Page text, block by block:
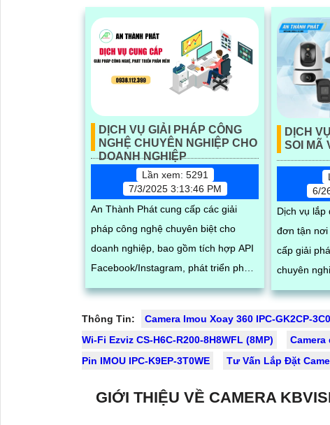
DỊCH VỤ GIẢI PHÁP CÔNG
NGHỆ CHUYÊN NGHIỆP CHO
DOANH NGHIỆP
Lần xem: 5291
7/3/2025 3:13:46 PM
An Thành Phát cung cấp các giải
pháp công nghệ chuyên biệt cho
doanh nghiệp, bao gồm tích hợp API
Facebook/Instagram, phát triển phần
mềm theo yêu cầu và tư vấn hệ
bên thứ ba xây dựng, vận hành và
mở rộng hệ thống trên nền tảng
mạng xã hội, giúp tối ưu hóa quy
hàng hiệu quả trong thời đại số
DỊCH
SOI MÃ
6/
Dịch vụ lắp
đơn tận nơi
cấp giải
chuyên
kiểm soát
kiện thi
kho hàng,
Thông Tin: Camera Imou Xoay 360 IPC-GK2CP-
Wi-Fi Ezviz CS-H6C-R200-8H8WFL (8MP)
Camera
Pin IMOU IPC-K9EP-3T0WE
Tư Vấn Lắp Đặt
GIỚI THIỆU VỀ CAMERA